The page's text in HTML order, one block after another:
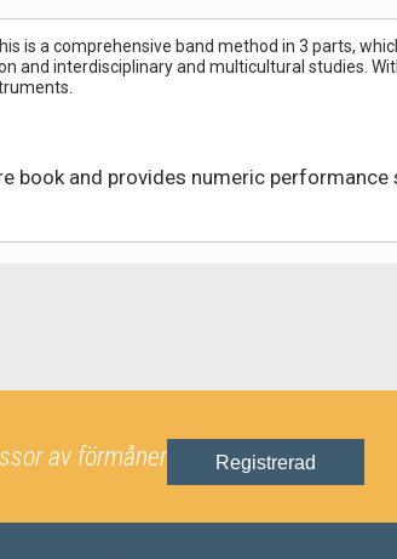
is a comprehensive band method in 3 parts,
and interdisciplinary and multicultural studies.
book and provides numeric performance
av förmåner Registrerad